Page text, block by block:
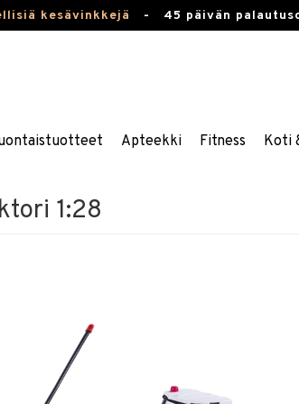
kesävinkkejä - 45 päivän
Apteekki Fitness Koti
1:28